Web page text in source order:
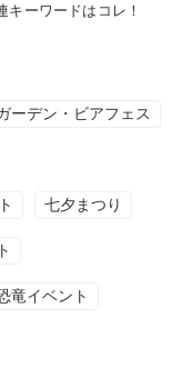
キーワードはコレ！
ーデン・ビアフェス
七夕まつり
竜イベント